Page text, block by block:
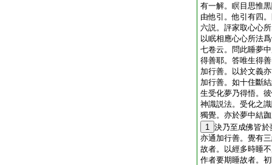
有一解。瞑目思惟
由他引。他引有四
六説。評家取心心
以眠相應心心所法
七卷云。問此睡夢
得善耶。答唯生得
加行善。以於文義
加行善。如十住斷
生受化夢乃得悟。
神識説法。受化之
獨覺。亦於夢中結
1 決乃至成佛皆
亦通加行善。覺有
故者。以經多時睡
作者要期睡故者。